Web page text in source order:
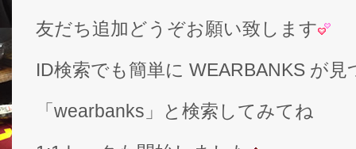
友だち追加どうぞお願い致します
ID検索でも簡単に WEARBANKS が
「wearbanks」と検索してみてね